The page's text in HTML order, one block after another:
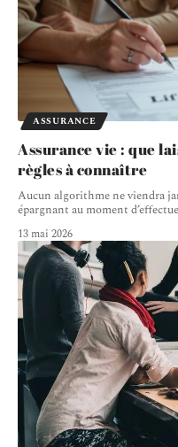
ASSURANCE
Assurance vie : que
règles à connaître
Aucun algorithme ne viendra
épargnant au moment
13 mai 2026